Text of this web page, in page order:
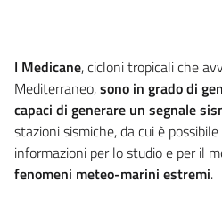
I Medicane, cicloni tropicali che
Mediterraneo,sono in grado di
capaci di generare un segnale
stazioni sismiche, da cui è
informazioni per lo studio e per il
fenomeni meteo-marini estremi.